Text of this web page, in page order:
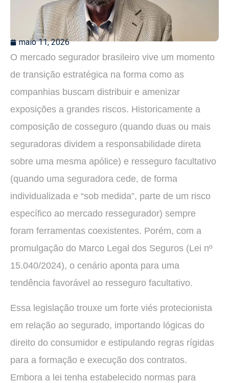
maio 11, 2026
O mercado segurador brasileiro vive um momento
de transição estratégica na forma como as
companhias buscam distribuir e amenizar
exposições a grandes riscos. Historicamente a
composição de cosseguro (quando duas ou mais
seguradoras dividem a responsabilidade direta
sobre uma mesma apólice) e resseguro facultativo
(quando uma seguradora cede, de forma
individualizada e “sob medida”, parte de um risco
específico ao mercado ressegurador) sempre
foram ferramentas coexistentes. Porém, com a
promulgação do Marco Legal dos Seguros (Lei nº
15.040/2024), o cenário aponta para uma
tendência favorável ao resseguro facultativo.
Essa legislação trouxe um forte viés protecionista
em relação ao segurado, importando lógicas do
direito do consumidor e estipulando regras rígidas
para a formação e execução dos contratos.
Embora a lei tenha estabelecido normas para